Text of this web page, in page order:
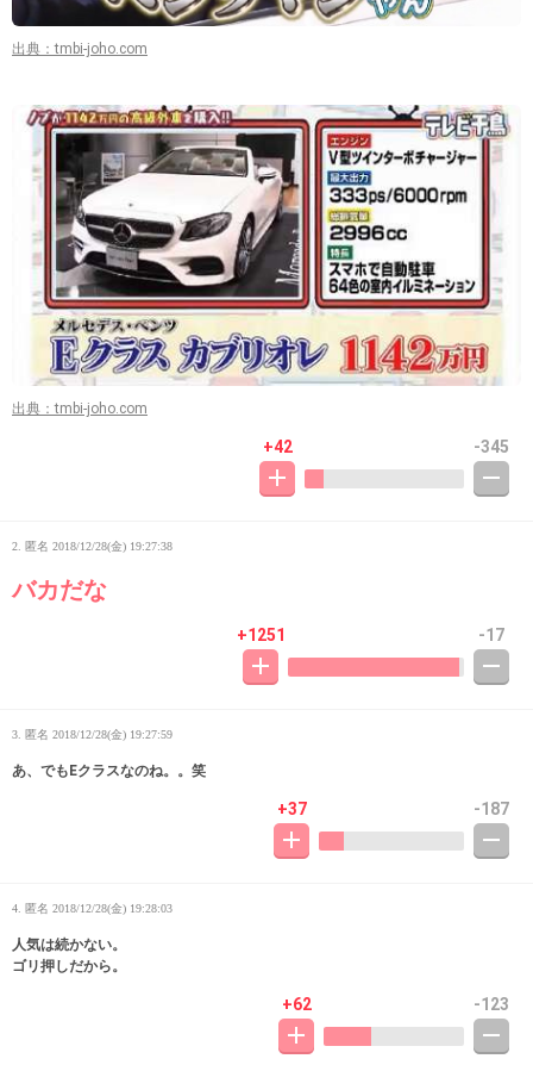
出典：tmbi-joho.com
出典：tmbi-joho.com
+42 -345
2. 匿名 2018/12/28(金) 19:27:38
バカだな
+1251 -17
3. 匿名 2018/12/28(金) 19:27:59
あ、でもEクラスなのね。。笑
+37 -187
4. 匿名 2018/12/28(金) 19:28:03
人気は続かない。
ゴリ押しだから。
+62 -123